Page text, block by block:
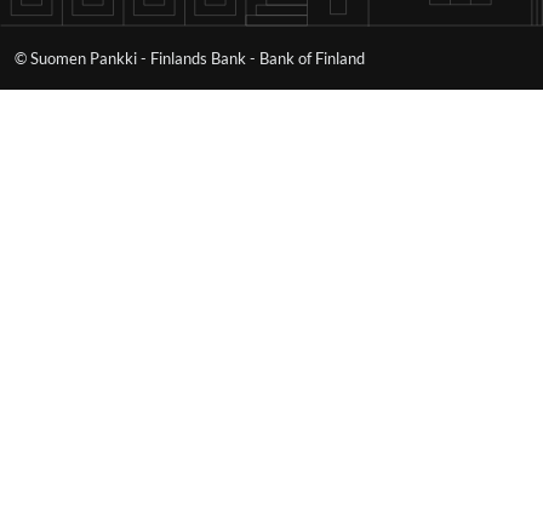
© Suomen Pankki - Finlands Bank - Bank of Finland